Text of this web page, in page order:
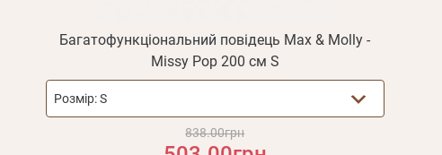
Багатофункціональний повідець Max & Molly -
Missy Pop 200 см S
Розмір:S
838.00грн